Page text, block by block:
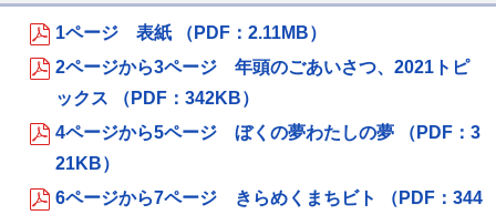
1ページ 表紙 （PDF：2.11MB）
2ページから3ページ 年頭のごあいさつ、2021トピ
ックス （PDF：342KB）
4ページから5ページ ぼくの夢わたしの夢 （PDF：3
21KB）
6ページから7ページ きらめくまちビト （PDF：344